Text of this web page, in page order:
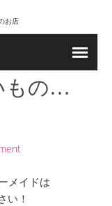
お店
もの…
メイドは
い！